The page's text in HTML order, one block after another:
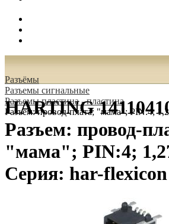
Разъёмы
Разъeмы сигнальные
Разъeмы пластина - пластина
Разъем: провод-плата; "мама"; PIN:4;
HARTING
Разъем: провод-
"мама"; PIN:4;
Серия: har-flexicon